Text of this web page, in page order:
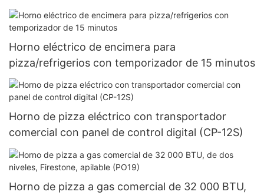
Horno eléctrico de encimera para
pizza/refrigerios con temporizador de 15 minutos
Horno de pizza eléctrico con transportador
comercial con panel de control digital (CP-12S)
Horno de pizza a gas comercial de 32 000 BTU,